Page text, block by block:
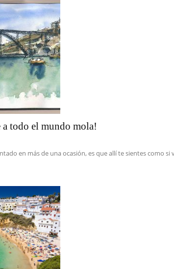
a todo el mundo mola!
en más de una ocasión, es que allí te sientes como si